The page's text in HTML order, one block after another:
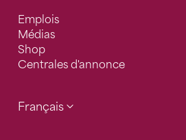
Emplois
Médias
Shop
Centrales d'annonce
Français